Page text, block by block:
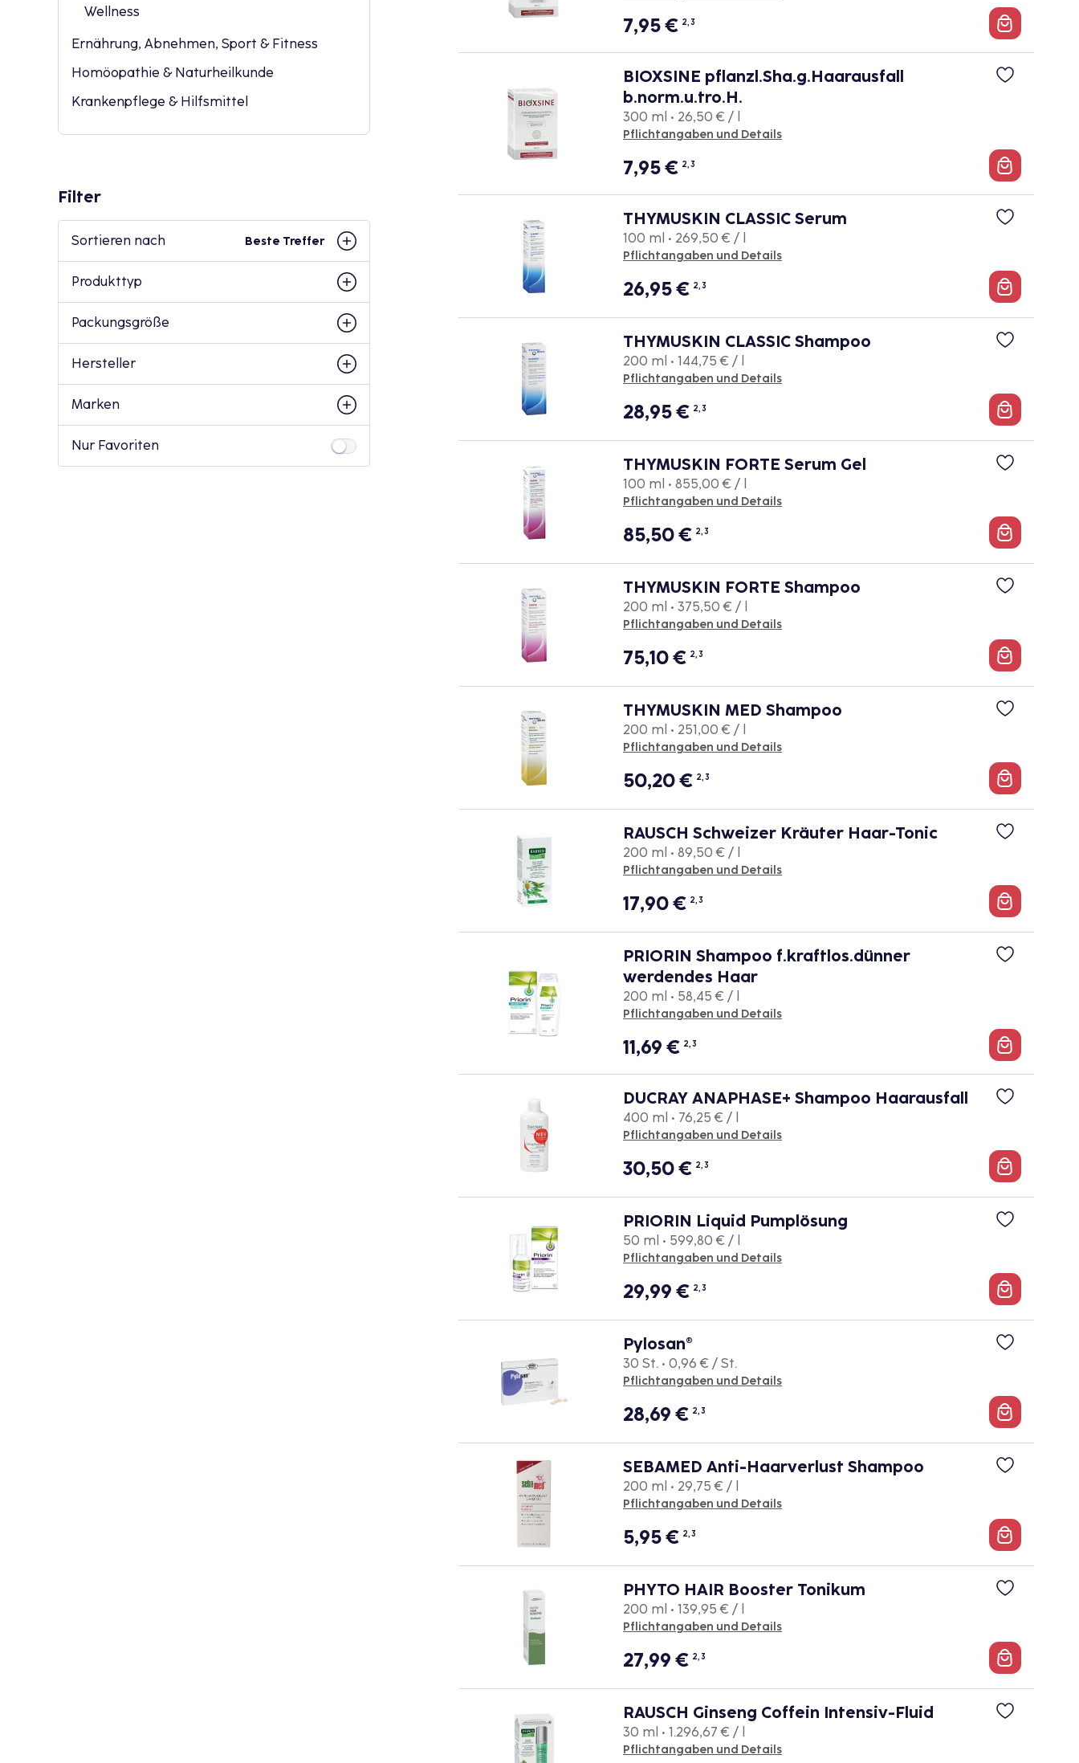
Wellness
Ernährung, Abnehmen, Sport & Fitness
Homöopathie & Naturheilkunde
Krankenpflege & Hilfsmittel
Filter
Sortieren nach Beste Treffer
Produkttyp
Packungsgröße
Hersteller
Marken
Nur Favoriten
7,95€ 2, 3
BIOXSINE pflanzl.Sha.g.Haarausfall
b.norm.u.tro.H.
300 ml • 26,50 € / l
Pflichtangaben und Details
7,95€ 2, 3
THYMUSKIN CLASSIC Serum
100 ml • 269,50 € / l
Pflichtangaben und Details
26,95€ 2, 3
THYMUSKIN CLASSIC Shampoo
200 ml • 144,75 € / l
Pflichtangaben und Details
28,95€ 2, 3
THYMUSKIN FORTE Serum Gel
100 ml • 855,00 € / l
Pflichtangaben und Details
85,50€ 2, 3
THYMUSKIN FORTE Shampoo
200 ml • 375,50 € / l
Pflichtangaben und Details
75,10€ 2, 3
THYMUSKIN MED Shampoo
200 ml • 251,00 € / l
Pflichtangaben und Details
50,20€ 2, 3
RAUSCH Schweizer Kräuter Haar-Tonic
200 ml • 89,50 € / l
Pflichtangaben und Details
17,90€ 2, 3
PRIORIN Shampoo f.kraftlos.dünner
werdendes Haar
200 ml • 58,45 € / l
Pflichtangaben und Details
11,69€ 2, 3
DUCRAY ANAPHASE+ Shampoo Haarausfall
400 ml • 76,25 € / l
Pflichtangaben und Details
30,50€ 2, 3
PRIORIN Liquid Pumplösung
50 ml • 599,80 € / l
Pflichtangaben und Details
29,99€ 2, 3
Pylosan®
30 St. • 0,96 € / St.
Pflichtangaben und Details
28,69€ 2, 3
SEBAMED Anti-Haarverlust Shampoo
200 ml • 29,75 € / l
Pflichtangaben und Details
5,95€ 2, 3
PHYTO HAIR Booster Tonikum
200 ml • 139,95 € / l
Pflichtangaben und Details
27,99€ 2, 3
RAUSCH Ginseng Coffein Intensiv-Fluid
30 ml • 1.296,67 € / l
Pflichtangaben und Details